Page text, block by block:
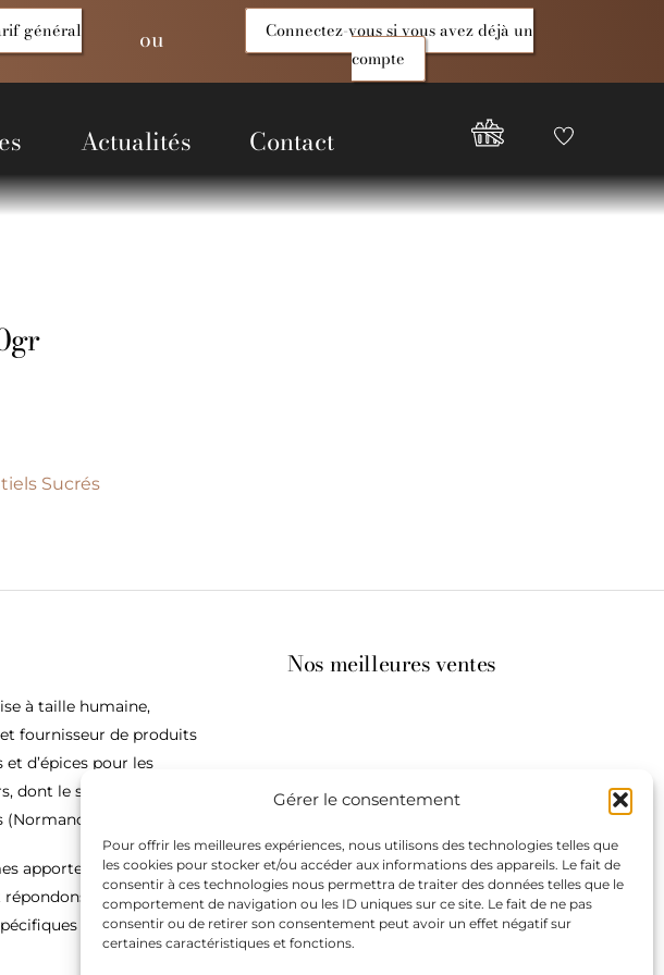
Gérer le consentement
Pour offrir les meilleures expériences, nous utilisons des technologies telles que
les cookies pour stocker et/ou accéder aux informations des appareils. Le fait de
consentir à ces technologies nous permettra de traiter des données telles que le
comportement de navigation ou les ID uniques sur ce site. Le fait de ne pas
consentir ou de retirer son consentement peut avoir un effet négatif sur
certaines caractéristiques et fonctions.
général
ou
Connectez-vous si vous avez déjà un
compte
Actualités Contact
Compte
Good
Epices
Favoris
Sucrés
à taille humaine,
fournisseur de produits
d’épices pour les
dont le siège social est à
apporteurs d’idées, de
présents pour les
des restaurateurs.
Nos meilleures ventes